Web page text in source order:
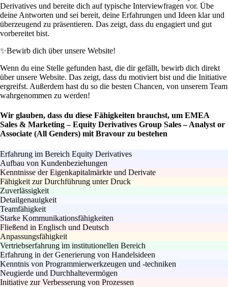
Derivatives und bereite dich auf typische Interviewfragen vor. Übe
deine Antworten und sei bereit, deine Erfahrungen und Ideen klar und
überzeugend zu präsentieren. Das zeigt, dass du engagiert und gut
vorbereitet bist.
✨Bewirb dich über unsere Website!
Wenn du eine Stelle gefunden hast, die dir gefällt, bewirb dich direkt
über unsere Website. Das zeigt, dass du motiviert bist und die Initiative
ergreifst. Außerdem hast du so die besten Chancen, von unserem Team
wahrgenommen zu werden!
Wir glauben, dass du diese Fähigkeiten brauchst, um EMEA
Sales & Marketing – Equity Derivatives Group Sales – Analyst or
Associate (All Genders) mit Bravour zu bestehen
Erfahrung im Bereich Equity Derivatives
Aufbau von Kundenbeziehungen
Kenntnisse der Eigenkapitalmärkte und Derivate
Fähigkeit zur Durchführung unter Druck
Zuverlässigkeit
Detailgenauigkeit
Teamfähigkeit
Starke Kommunikationsfähigkeiten
Fließend in Englisch und Deutsch
Anpassungsfähigkeit
Vertriebserfahrung im institutionellen Bereich
Erfahrung in der Generierung von Handelsideen
Kenntnis von Programmierwerkzeugen und -techniken
Neugierde und Durchhaltevermögen
Initiative zur Verbesserung von Prozessen